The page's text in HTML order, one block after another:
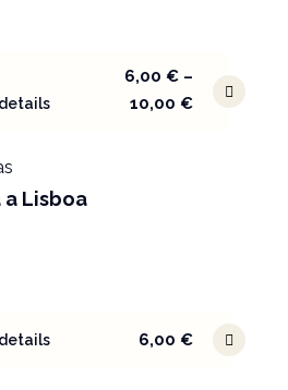
6,00€ –
10,00€
a Lisboa
6,00€